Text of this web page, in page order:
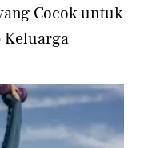
Cocok untuk
Keluarga